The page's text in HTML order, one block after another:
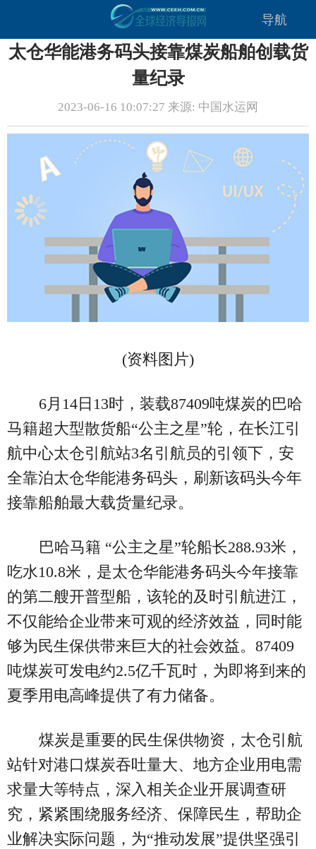
导航
太仓华能港务码头接靠煤炭船舶创载货
量纪录
2023-06-16 10:07:27 来源: 中国水运网
(资料图片)
6月14日13时，装载87409吨煤炭的巴哈
马籍超大型散货船“公主之星”轮，在长江引
航中心太仓引航站3名引航员的引领下，安
全靠泊太仓华能港务码头，刷新该码头今年
接靠船舶最大载货量纪录。
巴哈马籍 “公主之星”轮船长288.93米，
吃水10.8米，是太仓华能港务码头今年接靠
的第二艘开普型船，该轮的及时引航进江，
不仅能给企业带来可观的经济效益，同时能
够为民生保供带来巨大的社会效益。87409
吨煤炭可发电约2.5亿千瓦时，为即将到来的
夏季用电高峰提供了有力储备。
煤炭是重要的民生保供物资，太仓引航
站针对港口煤炭吞吐量大、地方企业用电需
求量大等特点，深入相关企业开展调查研
究，紧紧围绕服务经济、保障民生，帮助企
业解决实际问题，为“推动发展”提供坚强引